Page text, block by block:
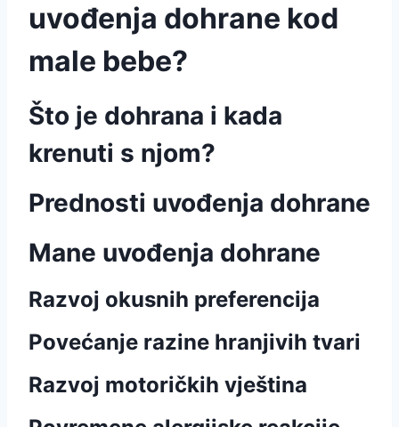
uvođenja dohrane kod
male bebe?
Što je dohrana i kada
krenuti s njom?
Prednosti uvođenja dohrane
Mane uvođenja dohrane
Razvoj okusnih preferencija
Povećanje razine hranjivih tvari
Razvoj motoričkih vještina